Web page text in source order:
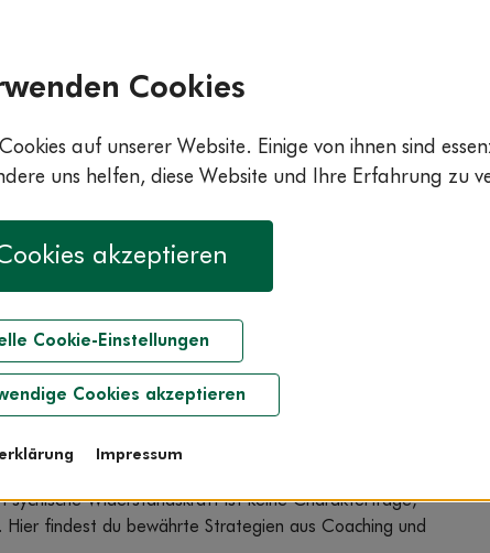
liegt deine Stärke –
trainierst
Widerstandskraft ist keine Charakterfrage,
findest du bewährte Strategien aus Coaching und
Cookies
auf unserer Website. Einige von ihnen sind
uns helfen, diese Website und Ihre Erfahrung zu
akzeptieren
Cookie-Einstellungen
Cookies akzeptieren
Impressum